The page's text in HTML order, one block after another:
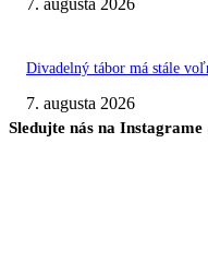
7. augusta 2026
Divadelný tábor má stále
7. augusta 2026
Sledujte nás na Instagrame